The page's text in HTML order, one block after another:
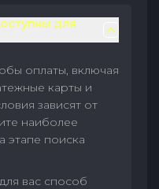
для
оплаты, включая
карты и
зависят от
наиболее
этапе поиска
вас способ